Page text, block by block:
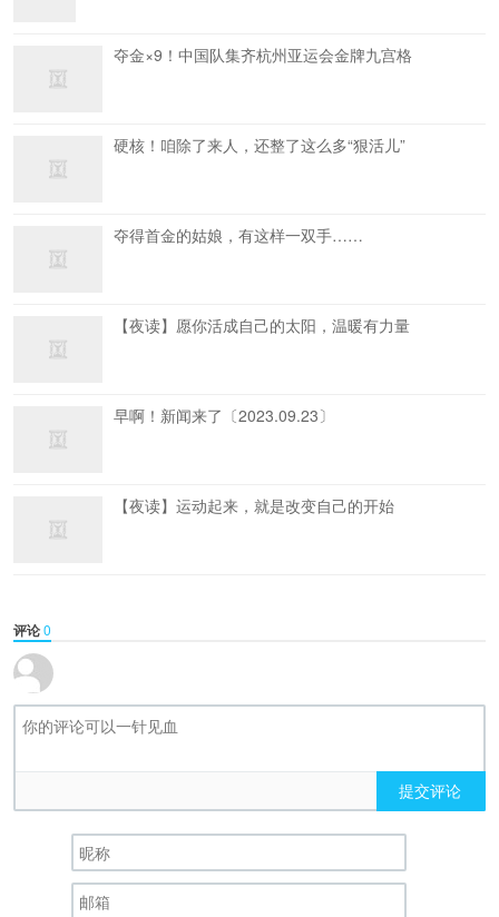
夺金×9！中国队集齐杭州亚运会金牌九宫格
硬核！咱除了来人，还整了这么多“狠活儿”
夺得首金的姑娘，有这样一双手……
【夜读】愿你活成自己的太阳，温暖有力量
早啊！新闻来了〔2023.09.23〕
【夜读】运动起来，就是改变自己的开始
评论0
提交评论